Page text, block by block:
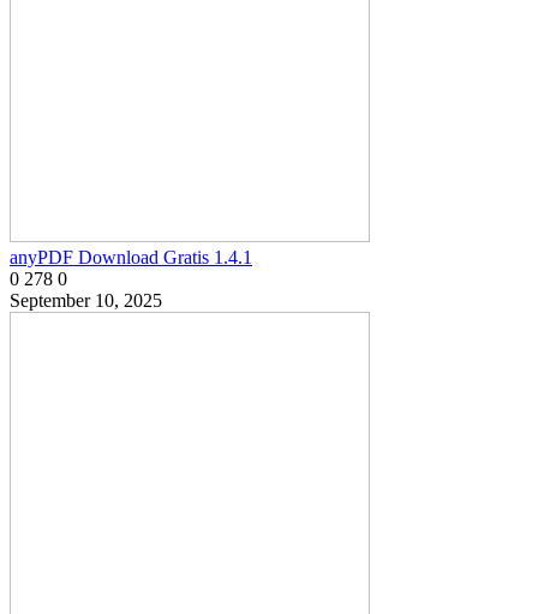
anyPDF Download Gratis 1.4.1
0 278 0
September 10, 2025